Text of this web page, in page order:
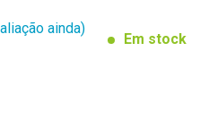
ainda)
Em stock